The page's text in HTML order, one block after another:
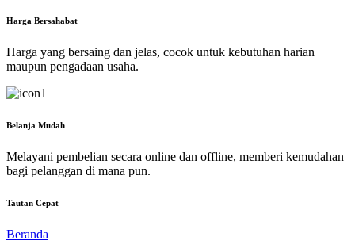
Harga Bersahabat
Harga yang bersaing dan jelas, cocok untuk kebutuhan harian
maupun pengadaan usaha.
Belanja Mudah
Melayani pembelian secara online dan offline, memberi kemudahan
bagi pelanggan di mana pun.
Tautan Cepat
Beranda